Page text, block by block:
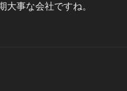
事な会社ですね。